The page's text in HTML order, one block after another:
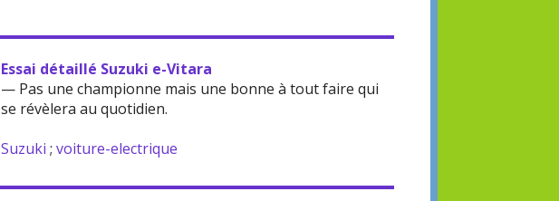
Essai détaillé Suzuki e-Vitara
— Pas une championne mais une bonne à tout faire qui
se révèlera au quotidien.
Suzuki ;voiture-electrique